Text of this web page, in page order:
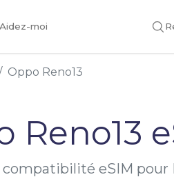
Aidez-moi
Oppo Reno13
Reno13
compatibilité eSIM pour